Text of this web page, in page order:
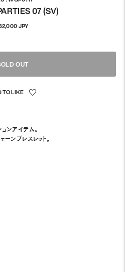
07 (SV)
JPY정
격
OUT
ンアイテム。
ンブレスレット。